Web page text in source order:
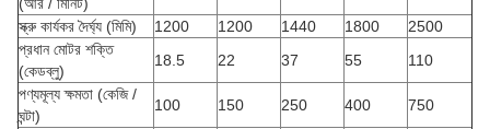
স্ক্রু কার্যকর দৈর্ঘ্য (মিমি)
1200 1200 1440 1800
2500
প্রধান মোটর শক্তি
(কেডব্লু)
18.5 22 37 55
110
পণ্যমূল্য ক্ষমতা (কেজি /
ঘন্টা)
100 150 250 400
750